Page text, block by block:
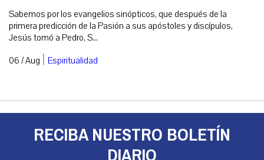
Sabemos por los evangelios sinópticos, que después de la
primera predicción de la Pasión a sus apóstoles y discípulos,
Jesús tomó a Pedro, S...
06 / Aug | Espiritualidad
RECIBA NUESTRO BOLETÍN